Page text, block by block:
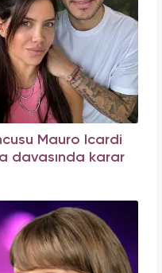
Mauro Icardi
davasında karar